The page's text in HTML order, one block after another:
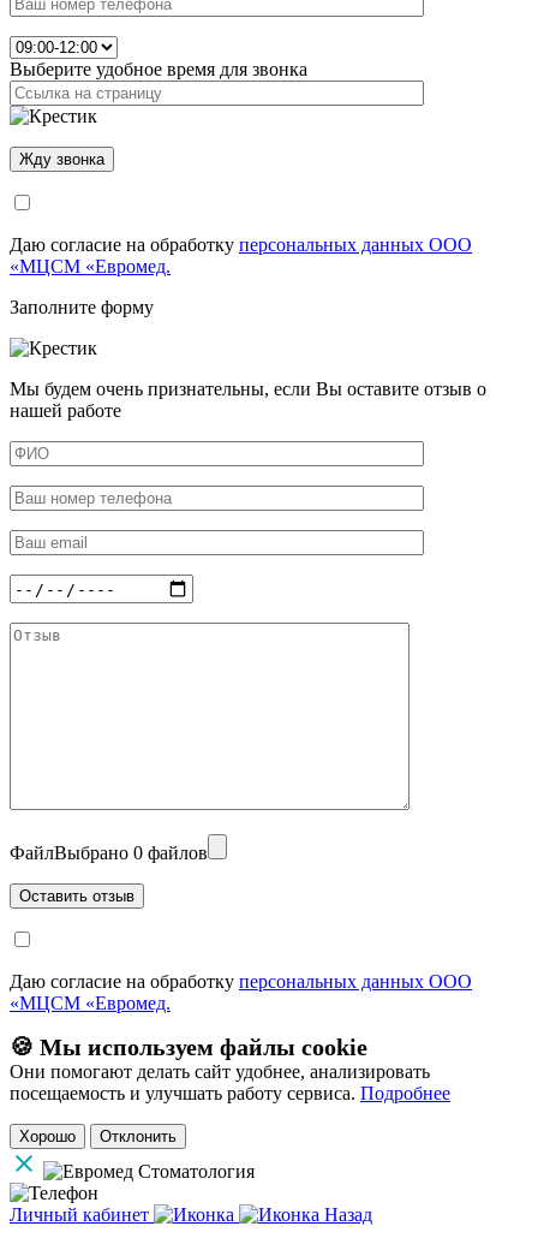
Выберите удобное время для звонка
Даю согласие на обработку персональных данных ООО
«МЦСМ «Евромед.
Заполните форму
Мы будем очень признательны, если Вы оставите отзыв о
нашей работе
ФайлВыбрано 0 файлов
Даю согласие на обработку персональных данных ООО
«МЦСМ «Евромед.
🍪 Мы используем файлы cookie
Они помогают делать сайт удобнее, анализировать
посещаемость и улучшать работу сервиса. Подробнее
Хорошо Отклонить
Личный кабинет
Назад